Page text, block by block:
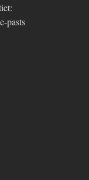
pasts